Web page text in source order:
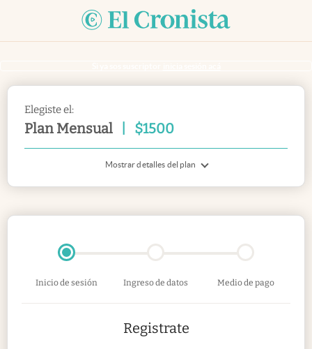
Elegiste el:
Plan Mensual $1500
Mostrar detalles del plan
Inicio de sesión Ingreso de datos Medio de pago
Registrate